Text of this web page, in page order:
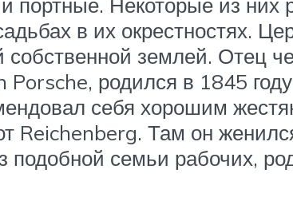
в их окрестностях.
собственной землей. Отец
родился в 1845
себя хорошим
Reichenberg. Там он
семьи рабочих,